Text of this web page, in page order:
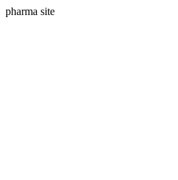
pharma site